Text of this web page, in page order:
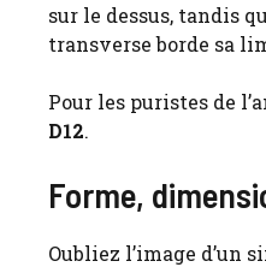
sur le dessus, tandis
transverse borde sa
Pour les puristes de
D12.
Forme,
Oubliez l’image d’un